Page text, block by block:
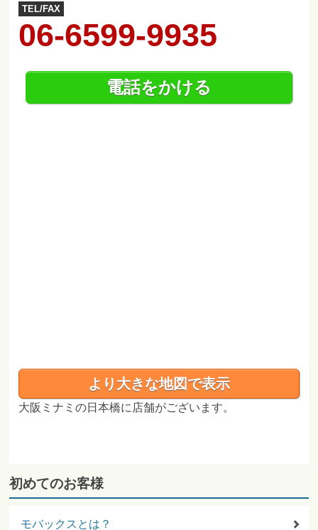
TEL/FAX
06-6599-9935
電話をかける
より大きな地図で表示
大阪ミナミの日本橋に店舗がございます。
初めてのお客様
モバックスとは？